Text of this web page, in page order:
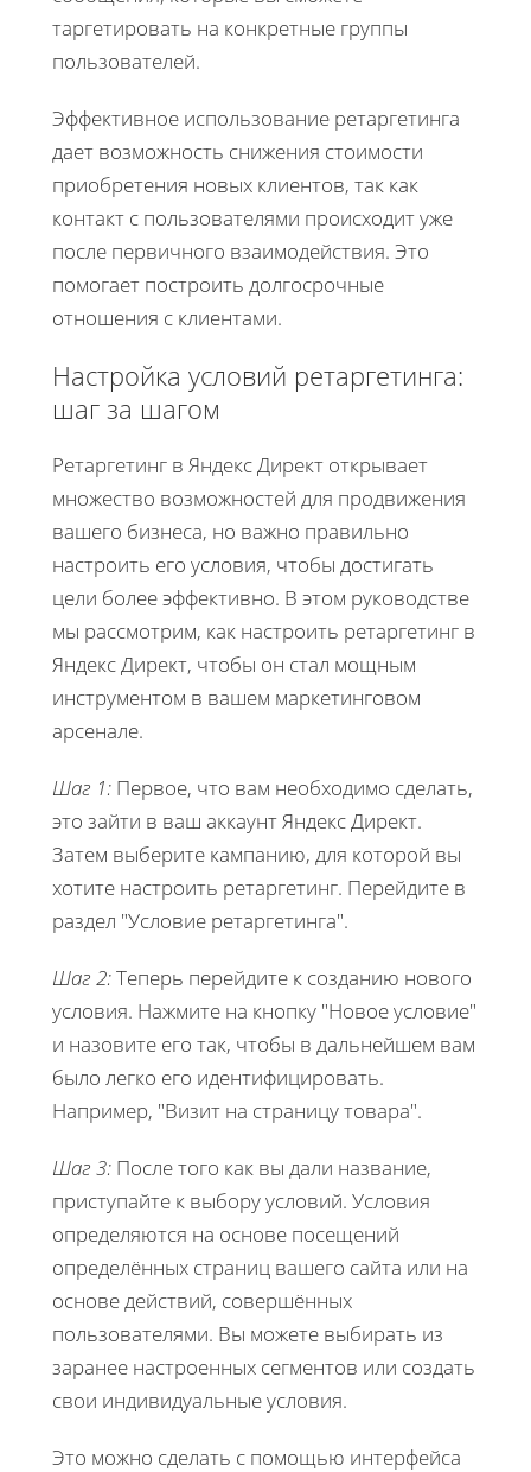
таргетировать на конкретные группы
пользователей.
Эффективное использование ретаргетинга
дает возможность снижения стоимости
приобретения новых клиентов, так как
контакт с пользователями происходит уже
после первичного взаимодействия. Это
помогает построить долгосрочные
отношения с клиентами.
Настройка условий ретаргетинга:
шаг за шагом
Ретаргетинг в Яндекс Директ открывает
множество возможностей для продвижения
вашего бизнеса, но важно правильно
настроить его условия, чтобы достигать
цели более эффективно. В этом руководстве
мы рассмотрим, как настроить ретаргетинг в
Яндекс Директ, чтобы он стал мощным
инструментом в вашем маркетинговом
арсенале.
Шаг 1: Первое, что вам необходимо сделать,
это зайти в ваш аккаунт Яндекс Директ.
Затем выберите кампанию, для которой вы
хотите настроить ретаргетинг. Перейдите в
раздел "Условие ретаргетинга".
Шаг 2:Теперь перейдите к созданию нового
условия. Нажмите на кнопку "Новое условие"
и назовите его так, чтобы в дальнейшем вам
было легко его идентифицировать.
Например, "Визит на страницу товара".
Шаг 3: После того как вы дали название,
приступайте к выбору условий. Условия
определяются на основе посещений
определённых страниц вашего сайта или на
основе действий, совершённых
пользователями. Вы можете выбирать из
заранее настроенных сегментов или создать
свои индивидуальные условия.
Это можно сделать с помощью интерфейса